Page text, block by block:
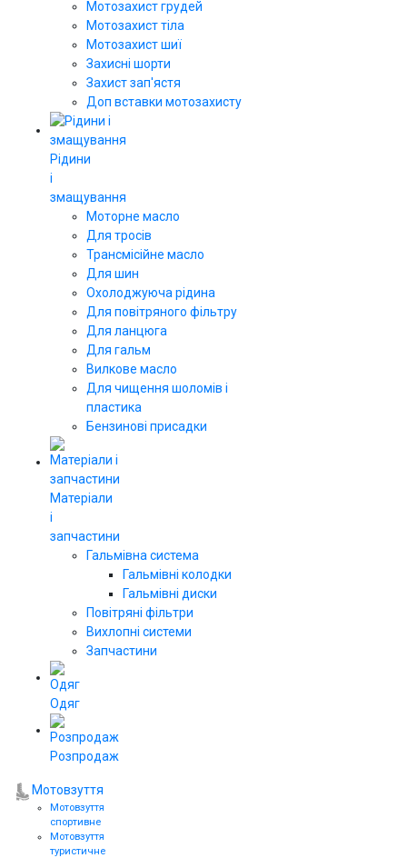
Мотозахист грудей
Мотозахист тіла
Мотозахист шиї
Захисні шорти
Захист зап'ястя
Доп вставки мотозахисту
Рідини
і
змащування
Моторне масло
Для тросів
Трансмісійне масло
Для шин
Охолоджуюча рідина
Для повітряного фільтру
Для ланцюга
Для гальм
Вилкове масло
Для чищення шоломів і
пластика
Бензинові присадки
Матеріали
і
запчастини
Гальмівна система
Гальмівні колодки
Гальмівні диски
Повітряні фільтри
Вихлопні системи
Запчастини
Одяг
Розпродаж
Мотовзуття
Мотовзуття
спортивне
Мотовзуття
туристичне